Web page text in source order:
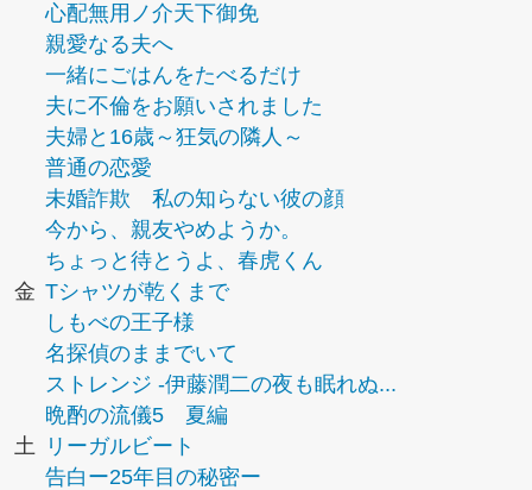
心配無用ノ介天下御免
親愛なる夫へ
一緒にごはんをたべるだけ
夫に不倫をお願いされました
夫婦と16歳～狂気の隣人～
普通の恋愛
未婚詐欺 私の知らない彼の顔
今から、親友やめようか。
ちょっと待とうよ、春虎くん
金 Tシャツが乾くまで
しもべの王子様
名探偵のままでいて
ストレンジ -伊藤潤二の夜も眠れぬ...
晩酌の流儀5 夏編
土
リーガルビート
告白ー25年目の秘密ー